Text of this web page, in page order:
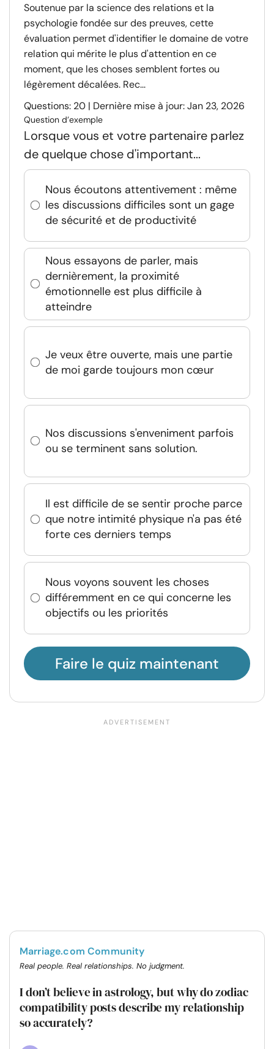
Soutenue par la science des relations et la
psychologie fondée sur des preuves, cette
évaluation permet d'identifier le domaine de votre
relation qui mérite le plus d'attention en ce
moment, que les choses semblent fortes ou
légèrement décalées. Rec...
Questions: 20 | Dernière mise à jour: Jan 23, 2026
Question d’exemple
Lorsque vous et votre partenaire parlez
de quelque chose d'important...
Nous écoutons attentivement : même
les discussions difficiles sont un gage
de sécurité et de productivité
Nous essayons de parler, mais
dernièrement, la proximité
émotionnelle est plus difficile à
atteindre
Je veux être ouverte, mais une partie
de moi garde toujours mon cœur
Nos discussions s'enveniment parfois
ou se terminent sans solution.
Il est difficile de se sentir proche parce
que notre intimité physique n'a pas été
forte ces derniers temps
Nous voyons souvent les choses
différemment en ce qui concerne les
objectifs ou les priorités
Faire le quiz maintenant
Marriage.com Community
Real people. Real relationships. No judgment.
I don’t believe in astrology, but why do zodiac
compatibility posts describe my relationship
so accurately?